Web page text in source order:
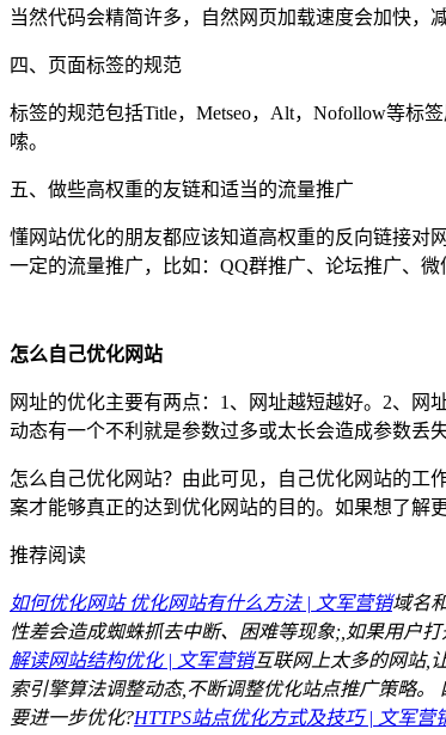
当然代码会精简许多，自然网页加载速度会加快，
四、页面标签的规范
标签的规范包括Title，Metseo，Alt，Nofollow等标
嗦。
五、做些高权重的友链和适当的流量推广
懂网站优化的朋友都应该知道高权重的反向链接对
一定的流量推广，比如：QQ群推广、论坛推广、
怎么自己优化网站
网址的优化主要有两点：1、网址越短越好。2、网
动态有一个不利就是参数过多或太长会造成参数丢失
怎么自己优化网站？由此可见，自己优化网站的工
案才能够真正的达到优化网站的目的。如果想了解
推荐阅读
如何优化网站 优化网站有什么方法 | 文军营销域名
性差会造成蜘蛛抓去中断、困难等现象;,如果用户
解读网站结构优化 | 文军营销互联网上太多的网站,
索引擎算法调整动态,不断调整优化站点推广策略
要进一步优化?HTTPS站点优化方式及技巧 | 文军营